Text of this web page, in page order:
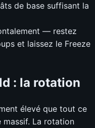
de base suffisant la
— restez
et laissez le Freeze
: la rotation
élevé que tout ce
massif. La rotation